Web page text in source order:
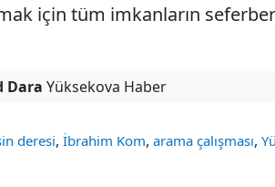
için tüm imkanların
Dara Yüksekova Haber
deresi, İbrahim Kom, arama çalışması,